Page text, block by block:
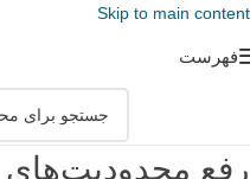
Skip to main content
فهرست
رفع